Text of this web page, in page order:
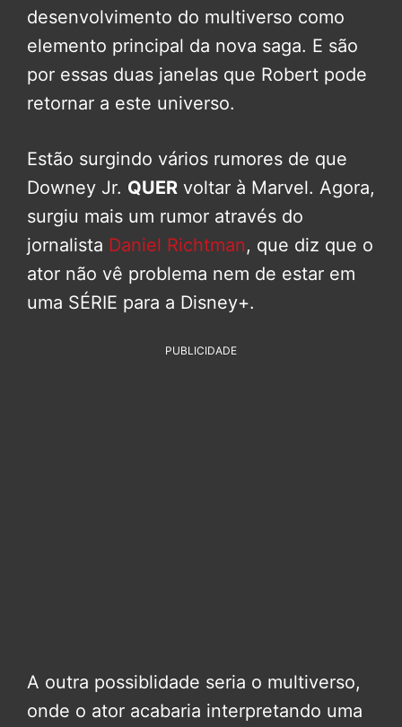
desenvolvimento do multiverso como
elemento principal da nova saga. E são
por essas duas janelas que Robert pode
retornar a este universo.
Estão surgindo vários rumores de que
Downey Jr. QUER voltar à Marvel. Agora,
surgiu mais um rumor através do
jornalista Daniel Richtman, que diz que o
ator não vê problema nem de estar em
uma SÉRIE para a Disney+.
PUBLICIDADE
A outra possiblidade seria o multiverso,
onde o ator acabaria interpretando uma